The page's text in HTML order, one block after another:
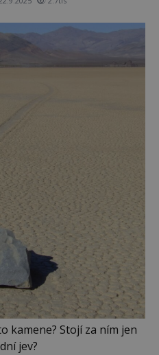
kamene? Stojí za ním jen
jev?